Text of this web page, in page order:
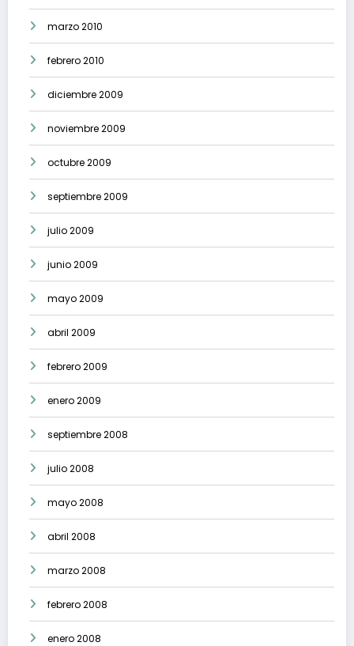
marzo 2010
febrero 2010
diciembre 2009
noviembre 2009
octubre 2009
septiembre 2009
julio 2009
junio 2009
mayo 2009
abril 2009
febrero 2009
enero 2009
septiembre 2008
julio 2008
mayo 2008
abril 2008
marzo 2008
febrero 2008
enero 2008